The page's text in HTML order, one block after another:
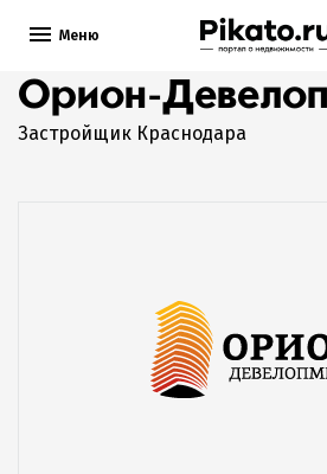
Меню
Орион-
Застройщик Краснодара